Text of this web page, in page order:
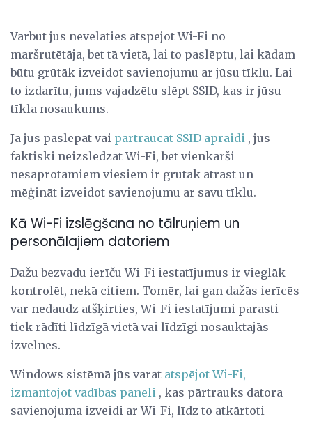
Varbūt jūs nevēlaties atspējot Wi-Fi no
maršrutētāja, bet tā vietā, lai to paslēptu, lai kādam
būtu grūtāk izveidot savienojumu ar jūsu tīklu. Lai
to izdarītu, jums vajadzētu slēpt SSID, kas ir jūsu
tīkla nosaukums.
Ja jūs paslēpāt vai pārtraucat SSID apraidi , jūs
faktiski neizslēdzat Wi-Fi, bet vienkārši
nesaprotamiem viesiem ir grūtāk atrast un
mēģināt izveidot savienojumu ar savu tīklu.
Kā Wi-Fi izslēgšana no tālruņiem un
personālajiem datoriem
Dažu bezvadu ierīču Wi-Fi iestatījumus ir vieglāk
kontrolēt, nekā citiem. Tomēr, lai gan dažās ierīcēs
var nedaudz atšķirties, Wi-Fi iestatījumi parasti
tiek rādīti līdzīgā vietā vai līdzīgi nosauktajās
izvēlnēs.
Windows sistēmā jūs varat atspējot Wi-Fi,
izmantojot vadības paneli , kas pārtrauks datora
savienojuma izveidi ar Wi-Fi, līdz to atkārtoti